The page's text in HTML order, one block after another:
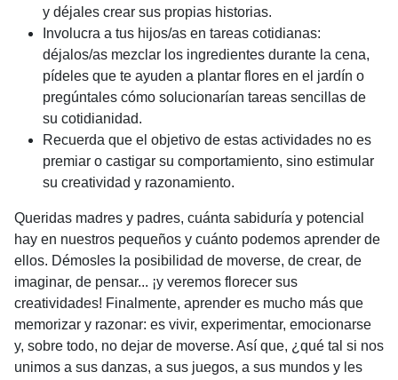
y déjales crear sus propias historias.
Involucra a tus hijos/as en tareas cotidianas:
déjalos/as mezclar los ingredientes durante la cena,
pídeles que te ayuden a plantar flores en el jardín o
pregúntales cómo solucionarían tareas sencillas de
su cotidianidad.
Recuerda que el objetivo de estas actividades no es
premiar o castigar su comportamiento, sino estimular
su creatividad y razonamiento.
Queridas madres y padres, cuánta sabiduría y potencial
hay en nuestros pequeños y cuánto podemos aprender de
ellos. Démosles la posibilidad de moverse, de crear, de
imaginar, de pensar... ¡y veremos florecer sus
creatividades! Finalmente, aprender es mucho más que
memorizar y razonar: es vivir, experimentar, emocionarse
y, sobre todo, no dejar de moverse. Así que, ¿qué tal si nos
unimos a sus danzas, a sus juegos, a sus mundos y les